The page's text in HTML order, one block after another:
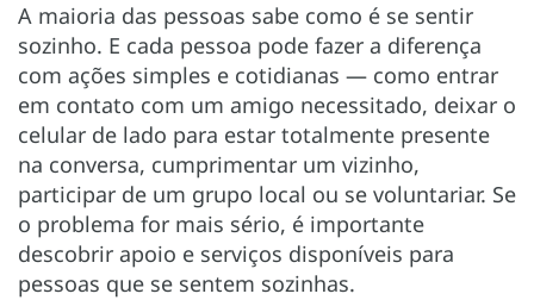
A maioria das pessoas sabe como é se sentir
sozinho. E cada pessoa pode fazer a diferença
com ações simples e cotidianas — como entrar
em contato com um amigo necessitado, deixar o
celular de lado para estar totalmente presente
na conversa, cumprimentar um vizinho,
participar de um grupo local ou se voluntariar. Se
o problema for mais sério, é importante
descobrir apoio e serviços disponíveis para
pessoas que se sentem sozinhas.